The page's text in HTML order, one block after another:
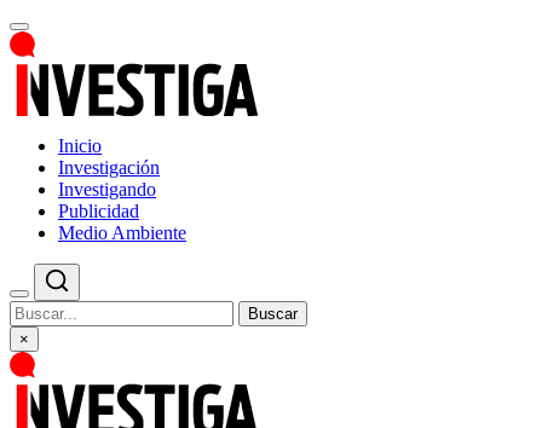
Inicio
Investigación
Investigando
Publicidad
Medio Ambiente
Buscar
×